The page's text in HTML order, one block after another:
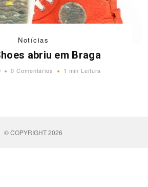
Notícias
abriu em Braga
0 Comentários 1 min Leitura
© COPYRIGHT 2026